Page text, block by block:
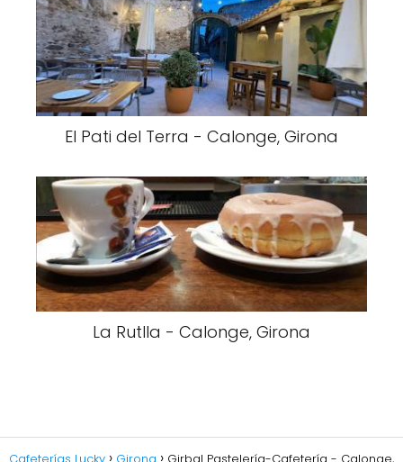
El Pati del Terra - Calonge, Girona
La Rutlla - Calonge, Girona